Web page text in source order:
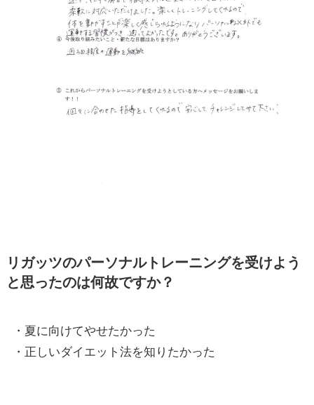
リガッツのパーソナルトレーニングを受けよう
と思ったのは何故ですか？
・夏に向けてやせたかった
・正しいダイエット法を知りたかった